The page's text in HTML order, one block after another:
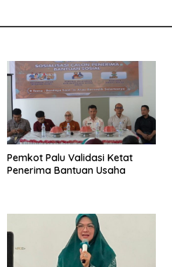
Pemkot Palu Validasi Ketat
Penerima Bantuan Usaha